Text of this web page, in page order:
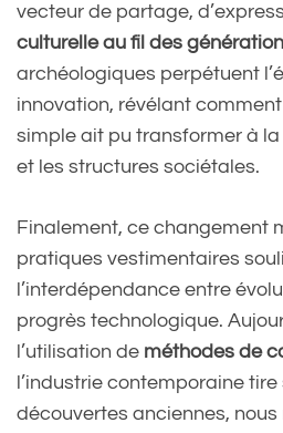
vecteur de partage,
culturelle au fil des
archéologiques perpétuent
innovation, révélant
simple ait pu transformer à
et les structures sociétales.
Finalement, ce changement
pratiques vestimentaires
l’interdépendance entre
progrès technologique.
l’utilisation de méthodes de
l’industrie contemporaine
découvertes anciennes,